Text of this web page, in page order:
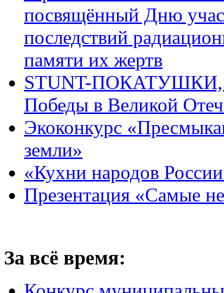
посвящённый Дню
последствий
памяти их жертв
STUNT-ПОКАТУШКИ,
Победы в Великой
Экоконкурс
земли»
«Кухни народов
Презентация «Самые
За всё время: